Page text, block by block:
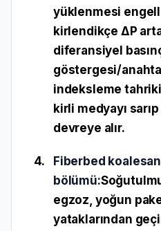
yüklenmesi
kirlendikçe ΔP
diferansiyel
göstergesi/
indeksleme
kirli medyayı
devreye alır.
Fiberbed
bölümü:
egzoz, yoğun
yataklarından